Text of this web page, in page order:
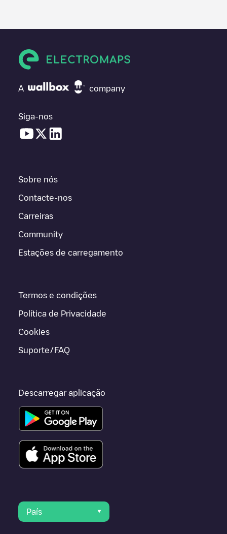
A company
Siga-nos
Sobre nós
Contacte-nos
Carreiras
Community
Estações de carregamento
Termos e condições
Política de Privacidade
Cookies
Suporte/FAQ
Descarregar aplicação
País